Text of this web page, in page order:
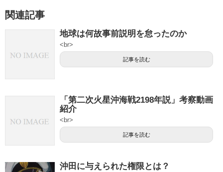
関連記事
地球は何故事前説明を怠ったのか
<br>
記事を読む
「第二次火星沖海戦2198年説」考察動画
紹介
<br>
記事を読む
沖田に与えられた権限とは？